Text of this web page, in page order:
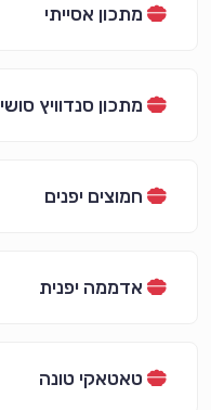
מתכון אסייתי
מתכון סנדוויץ סושי
חמוצים יפנים
אדממה יפנית
טאטאקי טונה